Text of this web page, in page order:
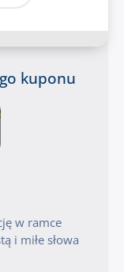
kuponu
w ramce
i miłe słowa